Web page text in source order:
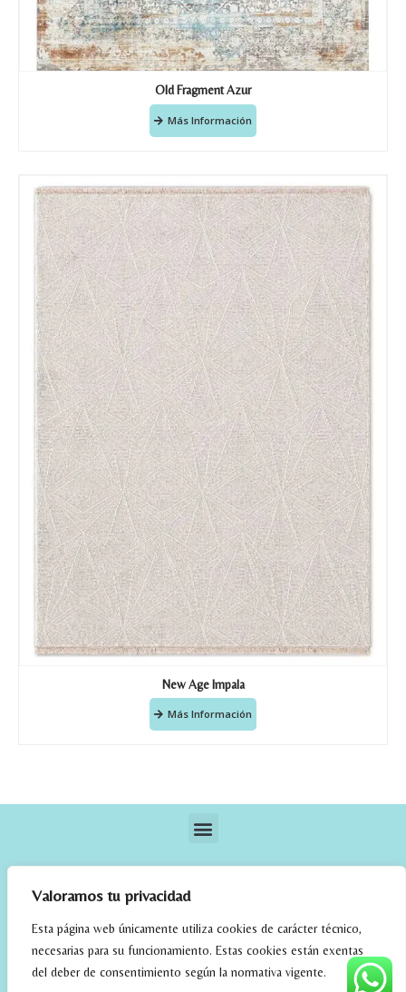
Valoramos tu privacidad
Esta página web únicamente utiliza cookies de carácter técnico,
necesarias para su funcionamiento. Estas cookies están exentas
del deber de consentimiento según la normativa vigente.
Old Fragment Azur
Más Información
New Age Impala
Más Información
elrincondefehmi.com © 2023. Designed By W Media